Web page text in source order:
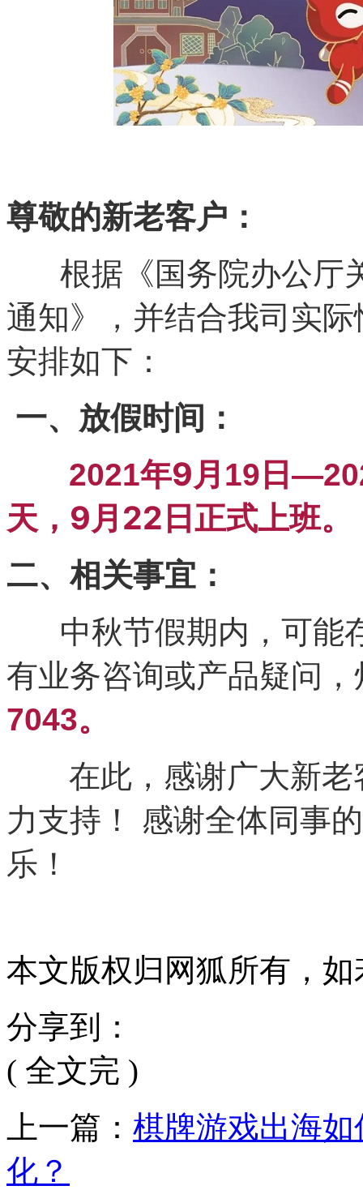
尊敬的新老客户：
根据《国务院办公厅
通知》，并结合我司实
安排如下：
一、放假时间：
2021年9月 19 日
天， 9月 22 日正式上班。
二、相关事宜：
中秋节假期内，可能
有业务咨询或产品疑问
7043。
在此，感谢广大新
力支持！ 感谢全体同事
乐！
本文版权归网狐所有，
分享到：
( 全文完 )
上一篇： 棋牌游戏出海
化？